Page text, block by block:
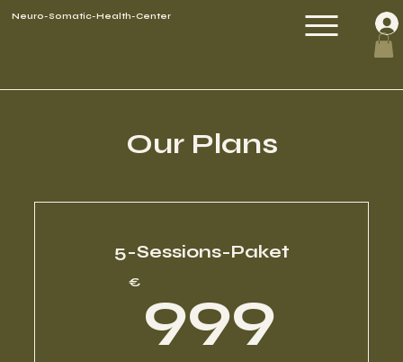
Neuro-Somatic-Health-Center
Our Plans
5-Sessions-Paket
€ 999